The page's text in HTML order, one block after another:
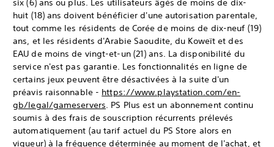
six (6) ans ou plus. Les utilisateurs âgés de moins de dix-
huit (18) ans doivent bénéficier d'une autorisation parentale,
tout comme les résidents de Corée de moins de dix-neuf (19)
ans, et les résidents d'Arabie Saoudite, du Koweït et des
EAU de moins de vingt-et-un (21) ans. La disponibilité du
service n'est pas garantie. Les fonctionnalités en ligne de
certains jeux peuvent être désactivées à la suite d'un
préavis raisonnable - https://www.playstation.com/en-
gb/legal/gameservers. PS Plus est un abonnement continu
soumis à des frais de souscription récurrents prélevés
automatiquement (au tarif actuel du PS Store alors en
vigueur) à la fréquence déterminée au moment de l'achat, et